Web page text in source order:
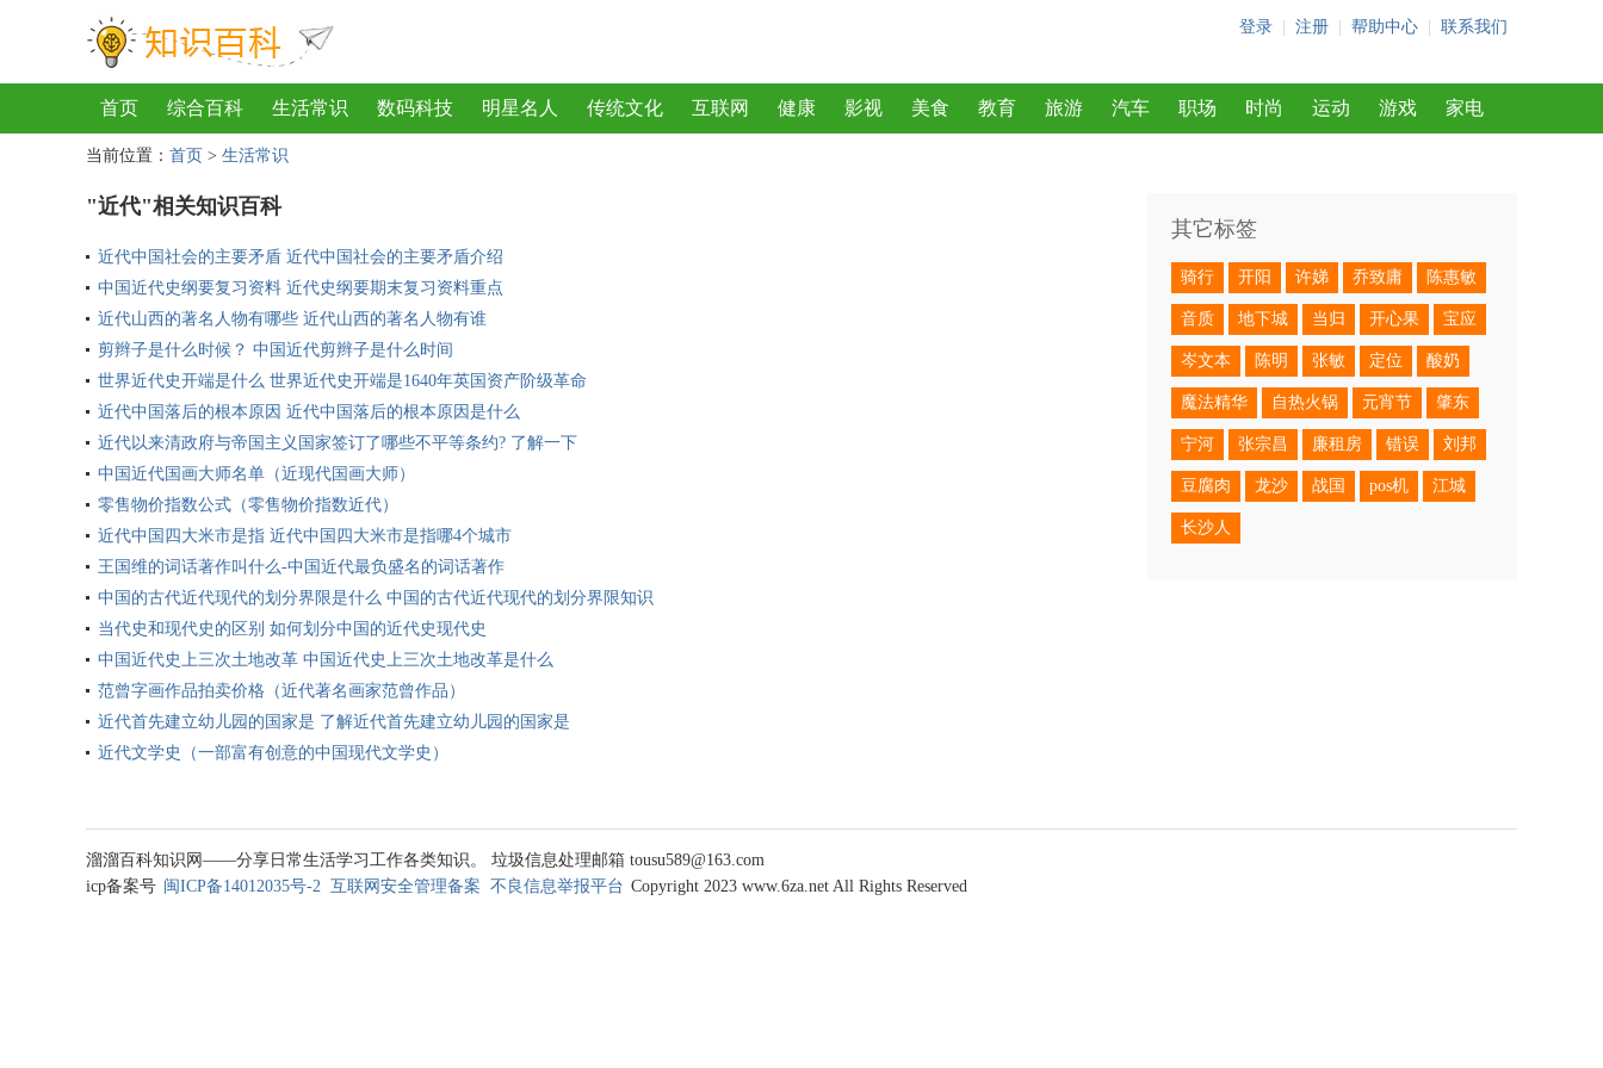
登录 注册 帮助中心 联系我们
首页 综合百科 生活常识 数码科技 明星名人 传统文化 互联网 健康 影视 美食 教育 旅游 汽车 职场 时尚 运动 游戏 家电
地理 房产 金融
当前位置： 首页 > 生活常识
"近代"相关知识百科
近代中国社会的主要矛盾 近代中国社会的主要矛盾介绍
中国近代史纲要复习资料 近代史纲要期末复习资料重点
近代山西的著名人物有哪些 近代山西的著名人物有谁
剪辫子是什么时候？ 中国近代剪辫子是什么时间
世界近代史开端是什么 世界近代史开端是1640年英国资产阶级革命
近代中国落后的根本原因 近代中国落后的根本原因是什么
近代以来清政府与帝国主义国家签订了哪些不平等条约? 了解一下
中国近代国画大师名单（近现代国画大师）
零售物价指数公式（零售物价指数近代）
近代中国四大米市是指 近代中国四大米市是指哪4个城市
王国维的词话著作叫什么-中国近代最负盛名的词话著作
中国的古代近代现代的划分界限是什么 中国的古代近代现代的划分界限知识
当代史和现代史的区别 如何划分中国的近代史现代史
中国近代史上三次土地改革 中国近代史上三次土地改革是什么
范曾字画作品拍卖价格（近代著名画家范曾作品）
近代首先建立幼儿园的国家是 了解近代首先建立幼儿园的国家是
近代文学史（一部富有创意的中国现代文学史）
其它标签
骑行 开阳 许娣 乔致庸 陈惠敏
音质 地下城 当归 开心果 宝应
岑文本 陈明 张敏 定位 酸奶
魔法精华 自热火锅 元宵节 肇东
宁河 张宗昌 廉租房 错误 刘邦
豆腐肉 龙沙 战国 pos机 江城
长沙人
溜溜百科知识网——分享日常生活学习工作各类知识。 垃圾信息处理邮箱 tousu589@163.com
icp备案号 闽ICP备14012035号-2 互联网安全管理备案 不良信息举报平台 Copyright 2023 www.6za.net All Rights Reserved